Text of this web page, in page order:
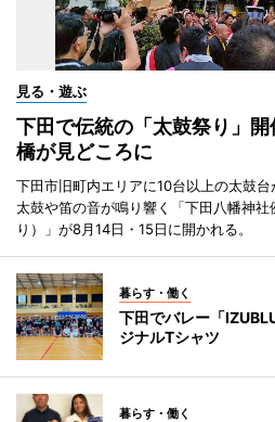
見る・遊ぶ
下田で伝統の「太鼓祭り」
橋が見どころに
下田市旧町内エリアに10台以上の太鼓
太鼓や笛の音が鳴り響く「下田八幡神
り）」が8月14日・15日に開かれる。
暮らす・働く
下田でバレー「
ジナルTシャツ
暮らす・働く